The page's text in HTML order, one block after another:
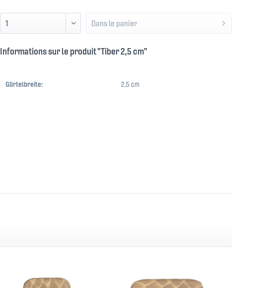
Dans le panier
Informations sur le produit "Tiber 2,5 cm"
Gürtelbreite: 2,5 cm